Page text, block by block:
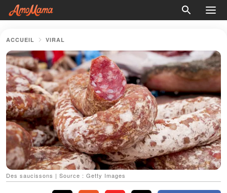
ACCUEIL VIRAL
Des saucissons | Source : Getty Images